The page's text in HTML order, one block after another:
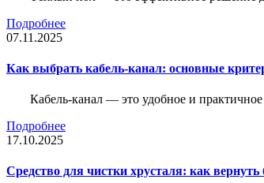
Подробнее
07.11.2025
Как выбрать кабель-канал: основные
Кабель-канал — это удобное и
Подробнее
17.10.2025
Средство для чистки хрусталя: как вернуть